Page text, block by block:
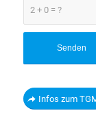
2 + 0 = ?
Infos zum